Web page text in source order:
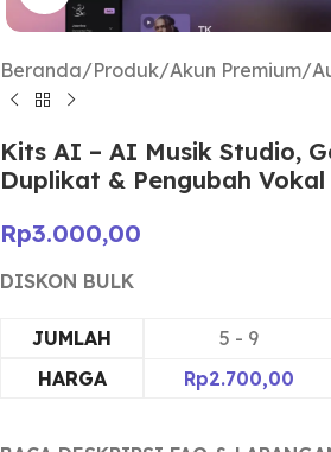
Beranda/Produk/Akun Premium/
Kits AI – AI Musik Studio,
Duplikat & Pengubah Vokal
Rp3.000,00
JUMLAH 5 - 9
HARGA
Rp2.700,00